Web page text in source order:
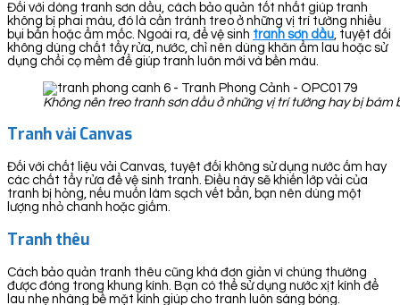
Đối với dòng tranh sơn dầu, cách bảo quản tốt nhất giúp tranh
không bị phai màu, đó là cần tránh treo ở những vị trí tường nhiều
bụi bẩn hoặc ẩm mốc. Ngoài ra, để vệ sinh tranh sơn dầu, tuyệt đối
không dùng chất tẩy rửa, nước, chỉ nên dùng khăn ẩm lau hoặc sử
dụng chổi cọ mềm để giúp tranh luôn mới và bền màu.
Không nên treo tranh sơn dầu ở những vị trí tường hay bị bám
Tranh vải Canvas
Đối với chất liệu vải Canvas, tuyệt đối không sử dụng nước ấm hay
các chất tẩy rửa để vệ sinh tranh. Điều này sẽ khiến lớp vải của
tranh bị hỏng, nếu muốn làm sạch vết bẩn, bạn nên dùng một
lượng nhỏ chanh hoặc giấm.
Tranh thêu
Cách bảo quản tranh thêu cũng khá đơn giản vì chúng thường
được đóng trong khung kính. Bạn có thể sử dụng nước xịt kính để
lau nhẹ nhàng bề mặt kính giúp cho tranh luôn sáng bóng.